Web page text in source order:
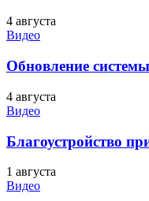
4 августа
Видео
Обновление
4 августа
Видео
Благоустройство
1 августа
Видео